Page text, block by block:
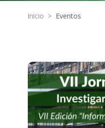
Inicio > Eventos